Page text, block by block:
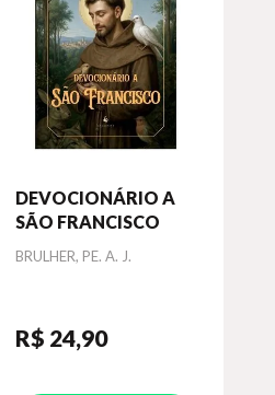
DEVOCIONÁRIO A
SÃO FRANCISCO
Autor
BRULHER, PE. A. J.
R$ 24,90